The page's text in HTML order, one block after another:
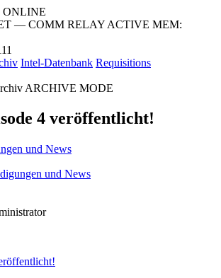
ONLINE
— COMM RELAY ACTIVE MEM:
Intel-Datenbank Requisitions
ARCHIVE MODE
4 veröffentlicht!
und News
und News